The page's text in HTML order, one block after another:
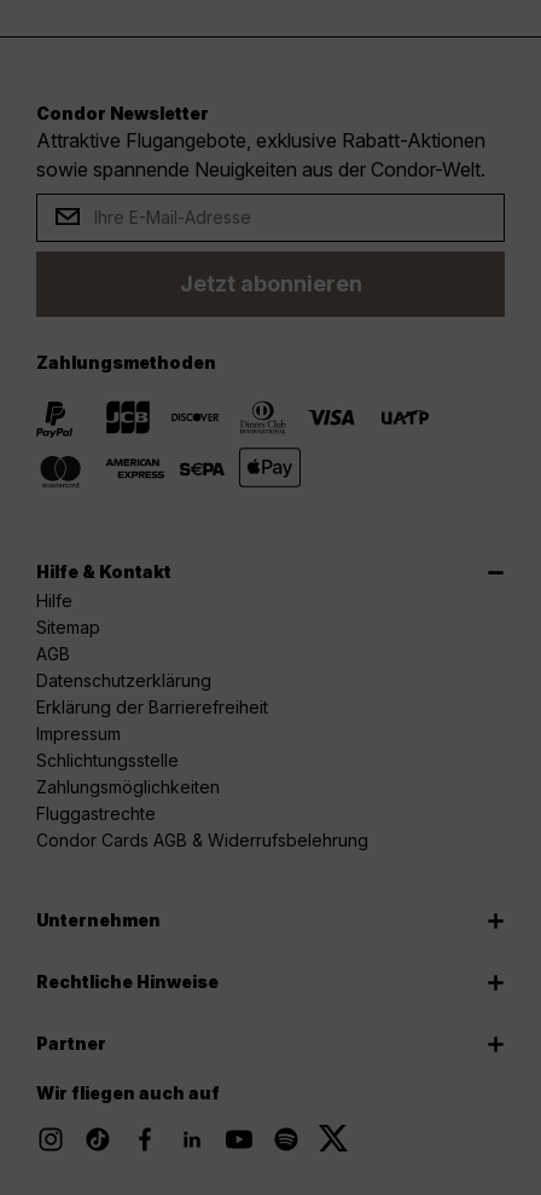
Condor Newsletter
Attraktive Flugangebote, exklusive Rabatt-Aktionen
sowie spannende Neuigkeiten aus der Condor-Welt.
Jetzt abonnieren
Zahlungsmethoden
Hilfe & Kontakt
Hilfe
Sitemap
AGB
Datenschutzerklärung
Erklärung der Barrierefreiheit
Impressum
Schlichtungsstelle
Zahlungsmöglichkeiten
Fluggastrechte
Condor Cards AGB & Widerrufsbelehrung
Unternehmen
Rechtliche Hinweise
Partner
Wir fliegen auch auf